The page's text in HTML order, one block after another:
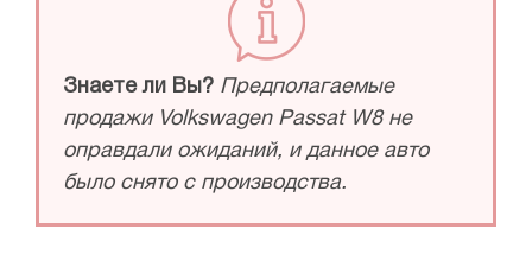
Знаете ли Вы? Предполагаемые
продажи Volkswagen Passat W8 не
оправдали ожиданий, и данное авто
было снято с производства.